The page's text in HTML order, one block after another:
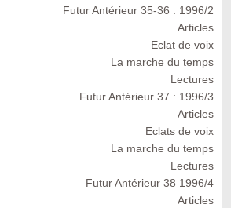
Futur Antérieur 35-36 : 1996/2
Articles
Eclat de voix
La marche du temps
Lectures
Futur Antérieur 37 : 1996/3
Articles
Eclats de voix
La marche du temps
Lectures
Futur Antérieur 38 1996/4
Articles